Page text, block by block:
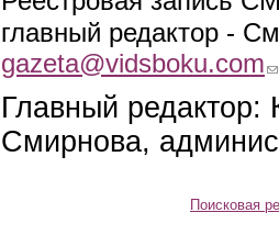
главный редактор -
gazeta@vidsboku.com
Главный
Смирнова,
Поисковая